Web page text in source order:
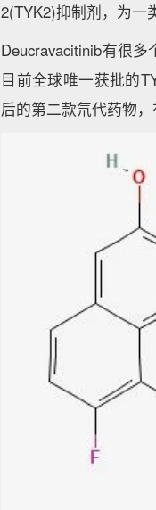
2(TYK2)抑制剂，为一
Deucravacitinib有很
目前全球唯一获批的
后的第二款氘代药物，